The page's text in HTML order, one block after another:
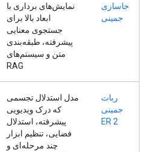
جاسازی
جمینی
نمایش‌های برداری با
ابعاد بالا برای
جستجوی معنایی
پیشرفته، طبقه‌بندی
متن و سیستم‌های
RAG
ربات
جمینی
ER 2
مدل استدلال تجسمی
که درک ویدیویی
پیشرفته، استدلال
فضایی، تنظیم ابزار
چند مرحله‌ای و